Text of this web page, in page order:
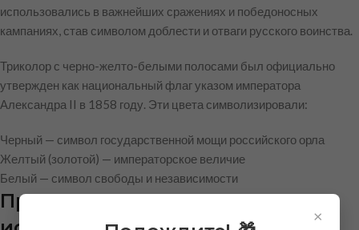
использовались в важнейших сражениях и победоносных
кампаниях, став символом доблести и отваги русского воинства.
Триколор с черно-желто-белыми полосами был официально
утвержден как национальный флаг указом императора
Александра II в 1858 году. Эти цвета символизировали:
Черный — символ государственной мощи российского орла
Желтый (золотой) — императорское величие
Белый — символ свободы и независимости
Превосходное качество
×